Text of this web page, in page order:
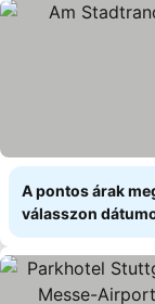
A pontos árak
válasszon